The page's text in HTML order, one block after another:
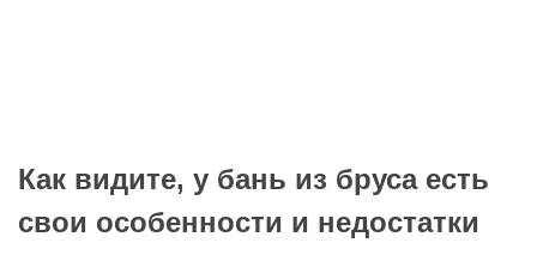
Как видите, у бань из бруса есть
свои особенности и недостатки